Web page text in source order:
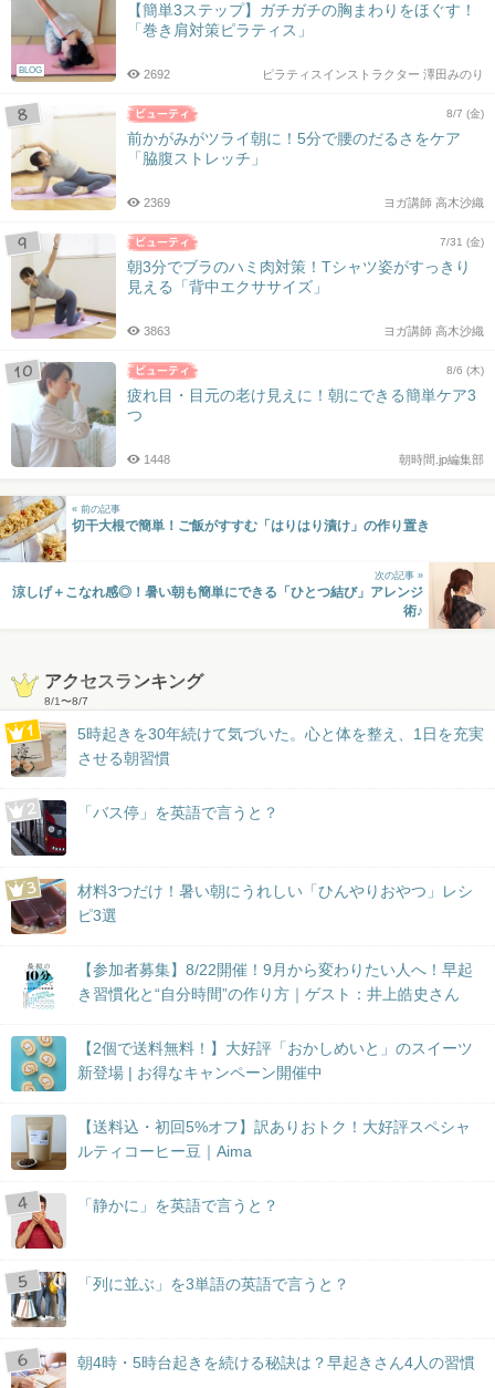
BLOG
【簡単3ステップ】ガチガチの胸まわりをほぐす！
「巻き肩対策ピラティス」
ピラティスインストラクター 澤田みのり
2692
8/7 (金)
前かがみがツライ朝に！5分で腰のだるさをケア
「脇腹ストレッチ」
ヨガ講師 高木沙織
2369
7/31 (金)
朝3分でブラのハミ肉対策！Tシャツ姿がすっきり
見える「背中エクササイズ」
ヨガ講師 高木沙織
3863
8/6 (木)
疲れ目・目元の老け見えに！朝にできる簡単ケア3
つ
朝時間.jp編集部
1448
« 前の記事
切干大根で簡単！ご飯がすすむ「はりはり漬け」の作り置き
次の記事 »
涼しげ＋こなれ感◎！暑い朝も簡単にできる「ひとつ結び」アレンジ
術♪
アクセスランキング
8/1〜8/7
5時起きを30年続けて気づいた。心と体を整え、1日を充実
させる朝習慣
「バス停」を英語で言うと？
材料3つだけ！暑い朝にうれしい「ひんやりおやつ」レシ
ピ3選
【参加者募集】8/22開催！9月から変わりたい人へ！早起
き習慣化と“自分時間”の作り方｜ゲスト：井上皓史さん
【2個で送料無料！】大好評「おかしめいと」のスイーツ
新登場 | お得なキャンペーン開催中
【送料込・初回5%オフ】訳ありおトク！大好評スペシャ
ルティコーヒー豆｜Aima
「静かに」を英語で言うと？
「列に並ぶ」を3単語の英語で言うと？
朝4時・5時台起きを続ける秘訣は？早起きさん4人の習慣